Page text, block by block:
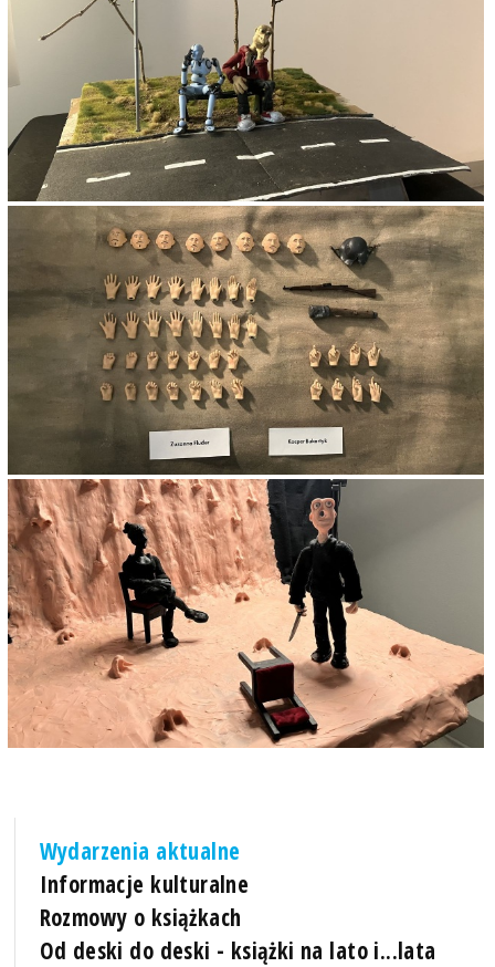
Wydarzenia aktualne
Informacje kulturalne
Rozmowy o książkach
Od deski do deski - książki na lato i...lata